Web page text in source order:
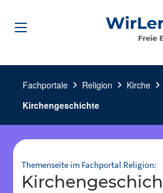
Fachportale chevron_right Religion chevron_right Kirche chevron_right
Kirchengeschichte
Themenseite im Fachportal Religion: